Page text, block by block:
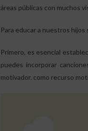
áreas públicas con muchos
Para educar a nuestros
Primero, es esencial
puedes incorporar
motivador. como recurso